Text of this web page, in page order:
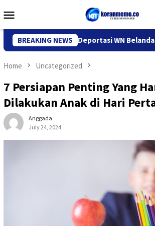
to
Menu
BREAKING NEWS
Kediri Deportasi WN Belanda, Ini
Home Uncategorized
7 Persiapan Penting Yang
Dilakukan Anak di Hari
Anggada
July 24, 2024